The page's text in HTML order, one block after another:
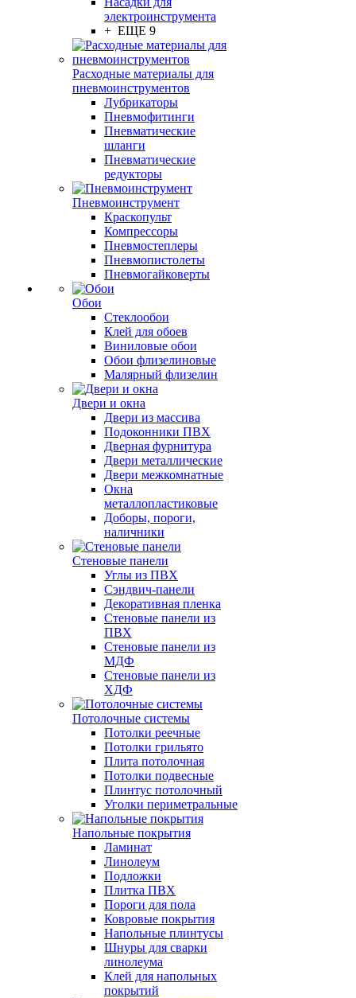
электроинструмента
+ ЕЩЕ 9
Расходные материалы для
пневмоинструментов
Лубрикаторы
Пневмофитинги
Пневматические
шланги
Пневматические
редукторы
Пневмоинструмент
Краскопульт
Компрессоры
Пневмостеплеры
Пневмопистолеты
Пневмогайковерты
Обои
Стеклообои
Клей для обоев
Виниловые обои
Обои флизелиновые
Малярный флизелин
Двери и окна
Двери из массива
Подоконники ПВХ
Дверная фурнитура
Двери металлические
Двери межкомнатные
Окна
металлопластиковые
Доборы, пороги,
наличники
Стеновые панели
Углы из ПВХ
Сэндвич-панели
Декоративная пленка
Стеновые панели из
ПВХ
Стеновые панели из
МДФ
Стеновые панели из
ХДФ
Потолочные системы
Потолки реечные
Потолки грильято
Плита потолочная
Потолки подвесные
Плинтус потолочный
Уголки периметральные
Напольные покрытия
Ламинат
Линолеум
Подложки
Плитка ПВХ
Пороги для пола
Ковровые покрытия
Напольные плинтусы
Шнуры для сварки
линолеума
Клей для напольных
покрытий